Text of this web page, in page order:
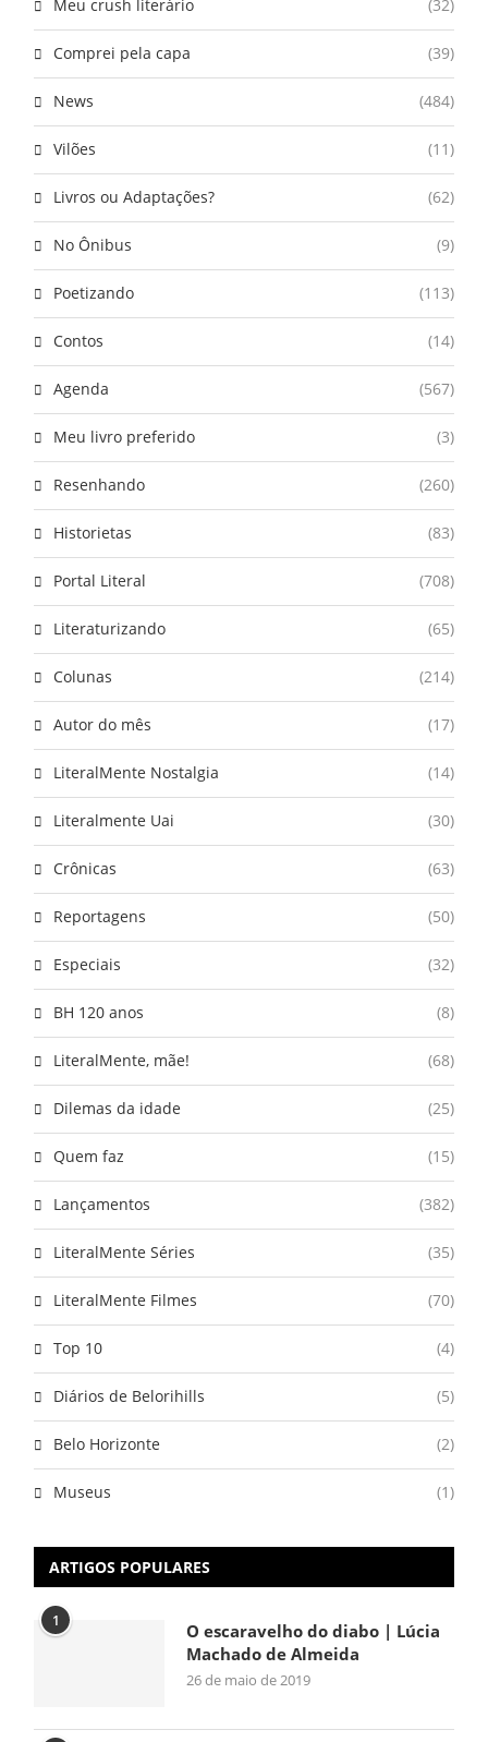
Meu crush literário (32)
Comprei pela capa (39)
News (484)
Vilões (11)
Livros ou Adaptações? (62)
No Ônibus (9)
Poetizando (113)
Contos (14)
Agenda (567)
Meu livro preferido (3)
Resenhando (260)
Historietas (83)
Portal Literal (708)
Literaturizando (65)
Colunas (214)
Autor do mês (17)
LiteralMente Nostalgia (14)
Literalmente Uai (30)
Crônicas (63)
Reportagens (50)
Especiais (32)
BH 120 anos (8)
LiteralMente, mãe! (68)
Dilemas da idade (25)
Quem faz (15)
Lançamentos (382)
LiteralMente Séries (35)
LiteralMente Filmes (70)
Top 10 (4)
Diários de Belorihills (5)
Belo Horizonte (2)
Museus (1)
ARTIGOS POPULARES
1
O escaravelho do diabo | Lúcia
Machado de Almeida
26 de maio de 2019